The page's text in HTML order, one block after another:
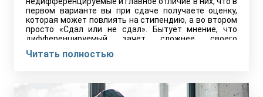
первом варианте вы при сдаче получаете оценку,
которая может повлиять на стипендию, а во втором
просто «Сдал или не сдал». Бытует мнение, что
дифференцируемый зачет сложнее своего
всё довольно условно. Зачёт по высшей математике
Читать полностью